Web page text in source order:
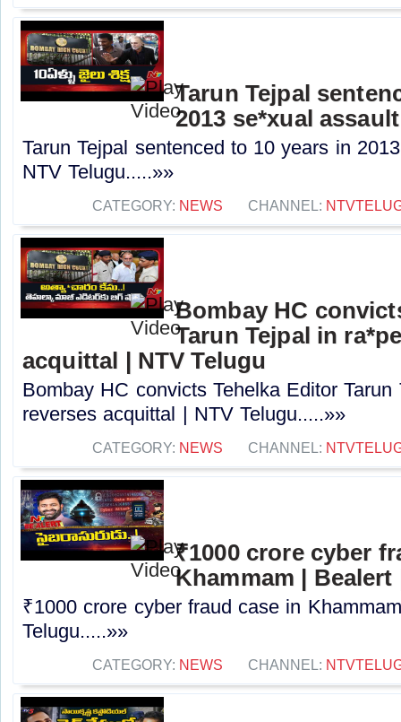
Tarun Tejpal
2013 se*xual
Tarun Tejpal sentenced to 10 years in
NTV Telugu.....»»
CATEGORY: NEWS CHANNEL:
Bombay HC
Tarun Tejpal in
acquittal | NTV Telugu
Bombay HC convicts Tehelka Editor
reverses acquittal | NTV Telugu.....»»
CATEGORY: NEWS CHANNEL:
₹1000 crore cyber
Khammam | Bealert
₹1000 crore cyber fraud case in
Telugu.....»»
CATEGORY: NEWS CHANNEL: